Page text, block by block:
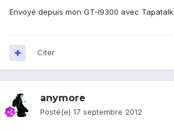
Envoyé depuis mon GT-I9300 avec Tapatalk
Citer
anymore
Posté(e) 17 septembre 2012